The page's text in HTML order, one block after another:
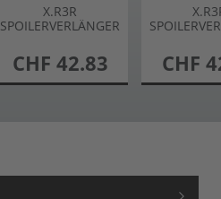
X.R3R
SPOILERVERLÄNGER
CHF 42.83 CHF